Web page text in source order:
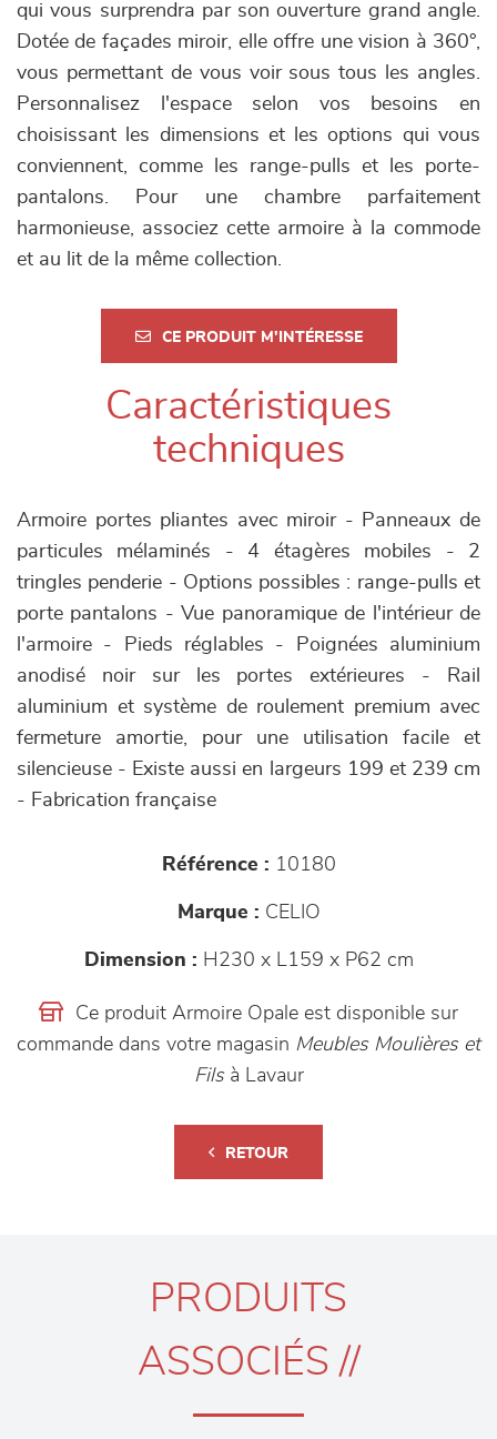
qui vous surprendra par son ouverture grand angle.
Dotée de façades miroir, elle offre une vision à 360°,
vous permettant de vous voir sous tous les angles.
Personnalisez l'espace selon vos besoins en
choisissant les dimensions et les options qui vous
conviennent, comme les range-pulls et les porte-
pantalons. Pour une chambre parfaitement
harmonieuse, associez cette armoire à la commode
et au lit de la même collection.
CE PRODUIT M'INTÉRESSE
Caractéristiques
techniques
Armoire portes pliantes avec miroir - Panneaux de
particules mélaminés - 4 étagères mobiles - 2
tringles penderie - Options possibles : range-pulls et
porte pantalons - Vue panoramique de l'intérieur de
l'armoire - Pieds réglables - Poignées aluminium
anodisé noir sur les portes extérieures - Rail
aluminium et système de roulement premium avec
fermeture amortie, pour une utilisation facile et
silencieuse - Existe aussi en largeurs 199 et 239 cm
- Fabrication française
Référence : 10180
Marque : CELIO
Dimension : H230 x L159 x P62 cm
Ce produit Armoire Opale est disponible sur
commande dans votre magasin Meubles Moulières et
Filsà Lavaur
RETOUR
PRODUITS
ASSOCIÉS //